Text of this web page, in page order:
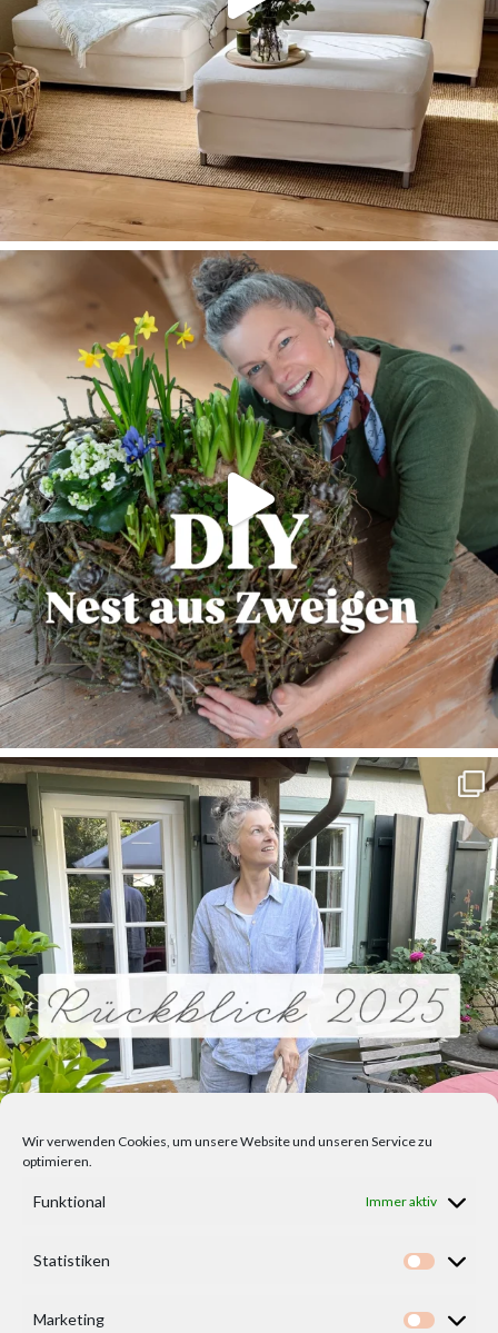
Wir verwenden Cookies, um unsere Website und unseren Service zu
optimieren.
Funktional Immer aktiv
Statistiken
Marketing